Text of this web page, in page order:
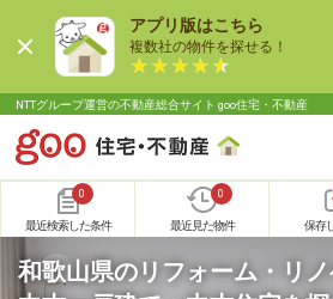
アプリ版はこちら
複数社の物件を探せる！
NTTグループ運営の不動産総合サイト goo住宅・不動産
0
最近検索した条件
0
最近見た物件 保存
和歌山県のリフォーム・リ